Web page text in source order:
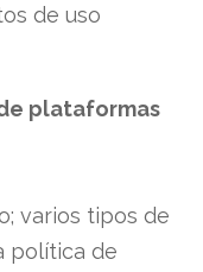
de uso
plataformas
varios tipos de
política de